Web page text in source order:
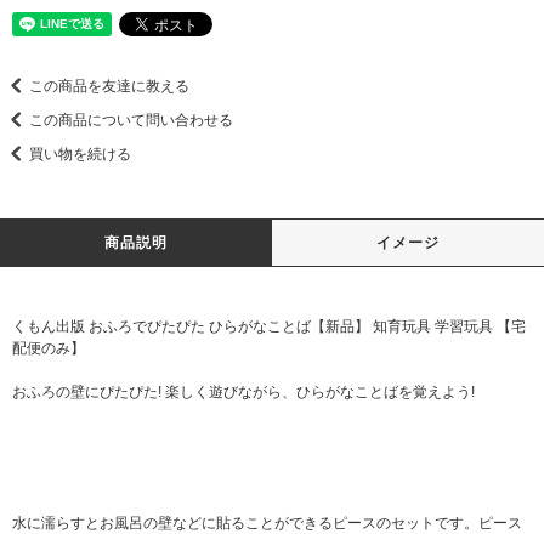
この商品を友達に教える
この商品について問い合わせる
買い物を続ける
商品説明 イメージ
くもん出版 おふろでぴたぴた ひらがなことば【新品】 知育玩具 学習玩具 【宅
配便のみ】
おふろの壁にぴたぴた! 楽しく遊びながら、ひらがなことばを覚えよう!
水に濡らすとお風呂の壁などに貼ることができるピースのセットです。ピース